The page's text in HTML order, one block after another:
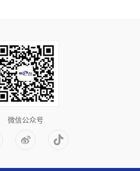
微信公众号